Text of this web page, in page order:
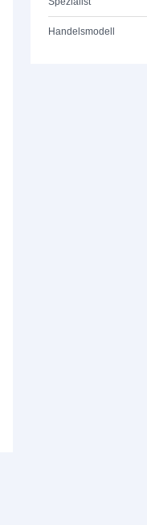
Handelsmodell